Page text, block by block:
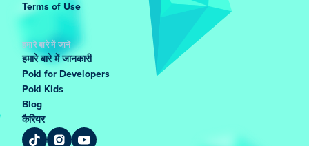
Terms of Use
हमारे बारे में जानें
हमारे बारे में जानकारी
Poki for Developers
Poki Kids
Blog
कैरियर